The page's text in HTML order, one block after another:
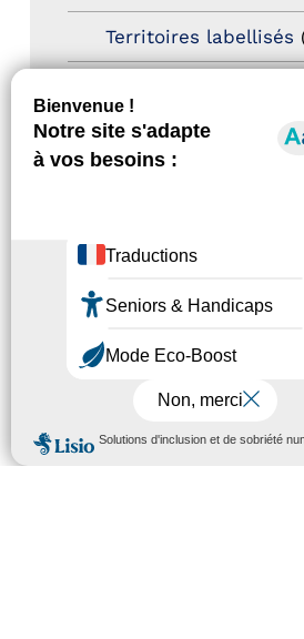
MENU
Territoires labellisés
Newsletter pro
Journées nationales
Handicap(5)
(11)